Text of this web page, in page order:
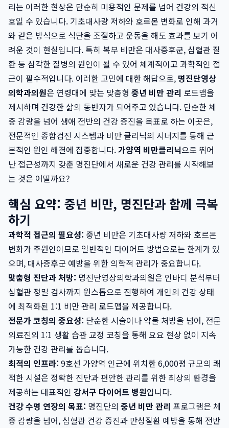
리는 이러한 현상은 단순히 미용적인 문제를 넘어 건강의 적신
호일 수 있습니다. 기초대사량 저하와 호르몬 변화로 인해 과거
와 같은 방식으로 식단을 조절하고 운동을 해도 효과를 보기 어
려운 것이 현실입니다. 특히 복부 비만은 대사증후군, 심혈관 질
환 등 심각한 질병의 원인이 될 수 있어 체계적이고 과학적인 접
근이 필수적입니다. 이러한 고민에 대한 해답으로, 명진단영상
의학과의원은 연령대에 맞는 맞춤형 중년 비만 관리 로드맵을
제시하며 건강한 삶의 동반자가 되어주고 있습니다. 단순한 체
중 감량을 넘어 생애 전반의 건강 증진을 목표로 하는 이곳은,
전문적인 종합검진 시스템과 비만 클리닉의 시너지를 통해 근
본적인 원인 해결에 집중합니다.가양역 비만클리닉으로 뛰어
난 접근성까지 갖춘 명진단에서 새로운 건강 관리를 시작해보
는 것은 어떨까요?
핵심 요약: 중년 비만, 명진단과 함께 극복
하기
과학적 접근의 필요성: 중년 비만은 기초대사량 저하와 호르몬
변화가 주원인이므로 일반적인 다이어트 방법으로는 한계가 있
으며, 대사증후군 예방을 위한 의학적 관리가 중요합니다.
맞춤형 진단과 처방: 명진단영상의학과의원은 인바디 분석부터
심혈관 정밀 검사까지 원스톱으로 진행하여 개인의 건강 상태
에 최적화된 1:1 비만 관리 로드맵을 제공합니다.
전문가 코칭의 중요성: 단순한 시술이나 약물 처방을 넘어, 전문
의료진의 1:1 생활 습관 교정 코칭을 통해 요요 현상 없이 지속
가능한 건강 관리를 돕습니다.
최적의 인프라: 9호선 가양역 인근에 위치한 6,000평 규모의 쾌
적한 시설은 정확한 진단과 편안한 관리를 위한 최상의 환경을
제공하는 대표적인 강서구 다이어트 병원입니다.
건강 수명 연장의 목표: 명진단의 중년 비만 관리 프로그램은 체
중 감량을 넘어, 심혈관 건강 증진과 만성질환 예방을 통해 전반